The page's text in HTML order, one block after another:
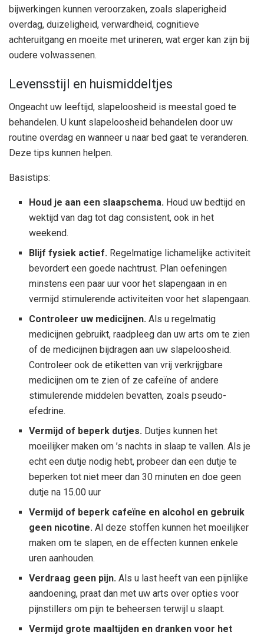
bijwerkingen kunnen veroorzaken, zoals slaperigheid
overdag, duizeligheid, verwardheid, cognitieve
achteruitgang en moeite met urineren, wat erger kan zijn bij
oudere volwassenen.
Levensstijl en huismiddeltjes
Ongeacht uw leeftijd, slapeloosheid is meestal goed te
behandelen. U kunt slapeloosheid behandelen door uw
routine overdag en wanneer u naar bed gaat te veranderen.
Deze tips kunnen helpen.
Basistips:
Houd je aan een slaapschema. Houd uw bedtijd en
wektijd van dag tot dag consistent, ook in het
weekend.
Blijf fysiek actief. Regelmatige lichamelijke activiteit
bevordert een goede nachtrust. Plan oefeningen
minstens een paar uur voor het slapengaan in en
vermijd stimulerende activiteiten voor het slapengaan.
Controleer uw medicijnen. Als u regelmatig
medicijnen gebruikt, raadpleeg dan uw arts om te zien
of de medicijnen bijdragen aan uw slapeloosheid.
Controleer ook de etiketten van vrij verkrijgbare
medicijnen om te zien of ze cafeïne of andere
stimulerende middelen bevatten, zoals pseudo-
efedrine.
Vermijd of beperk dutjes. Dutjes kunnen het
moeilijker maken om ’s nachts in slaap te vallen. Als je
echt een dutje nodig hebt, probeer dan een dutje te
beperken tot niet meer dan 30 minuten en doe geen
dutje na 15.00 uur
Vermijd of beperk cafeïne en alcohol en gebruik
geen nicotine. Al deze stoffen kunnen het moeilijker
maken om te slapen, en de effecten kunnen enkele
uren aanhouden.
Verdraag geen pijn. Als u last heeft van een pijnlijke
aandoening, praat dan met uw arts over opties voor
pijnstillers om pijn te beheersen terwijl u slaapt.
Vermijd grote maaltijden en dranken voor het